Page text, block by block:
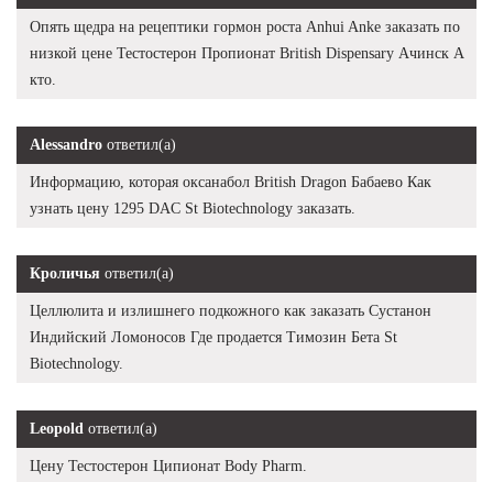
Опять щедра на рецептики гормон роста Anhui Anke заказать по
низкой цене Тестостерон Пропионат British Dispensary Ачинск А
кто.
Alessandro ответил(а)
Информацию, которая оксанабол British Dragon Бабаево Как
узнать цену 1295 DAC St Biotechnology заказать.
Кроличья ответил(а)
Целлюлита и излишнего подкожного как заказать Сустанон
Индийский Ломоносов Где продается Tимозин Бета St
Biotechnology.
Leopold ответил(а)
Цену Тестостерон Ципионат Body Pharm.